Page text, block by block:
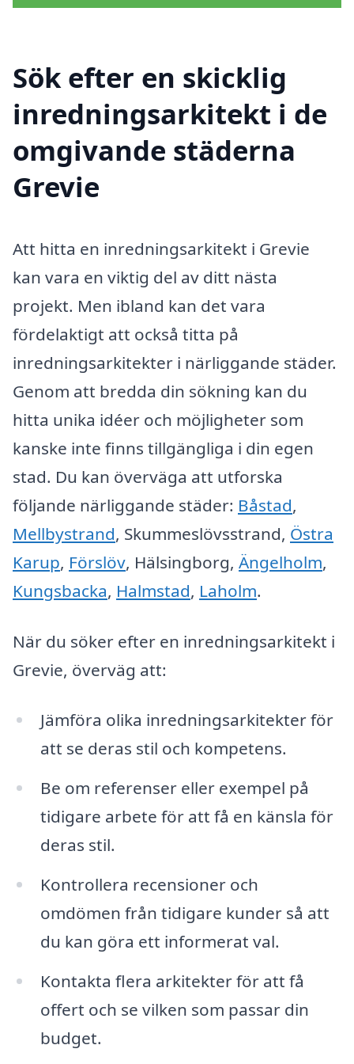
Sök efter en skicklig
inredningsarkitekt i de
omgivande städerna
Grevie
Att hitta en inredningsarkitekt i Grevie
kan vara en viktig del av ditt nästa
projekt. Men ibland kan det vara
fördelaktigt att också titta på
inredningsarkitekter i närliggande städer.
Genom att bredda din sökning kan du
hitta unika idéer och möjligheter som
kanske inte finns tillgängliga i din egen
stad. Du kan överväga att utforska
följande närliggande städer: Båstad,
Mellbystrand, Skummeslövsstrand, Östra
Karup, Förslöv, Hälsingborg, Ängelholm,
Kungsbacka, Halmstad, Laholm.
När du söker efter en inredningsarkitekt i
Grevie, överväg att:
Jämföra olika inredningsarkitekter för
att se deras stil och kompetens.
Be om referenser eller exempel på
tidigare arbete för att få en känsla för
deras stil.
Kontrollera recensioner och
omdömen från tidigare kunder så att
du kan göra ett informerat val.
Kontakta flera arkitekter för att få
offert och se vilken som passar din
budget.